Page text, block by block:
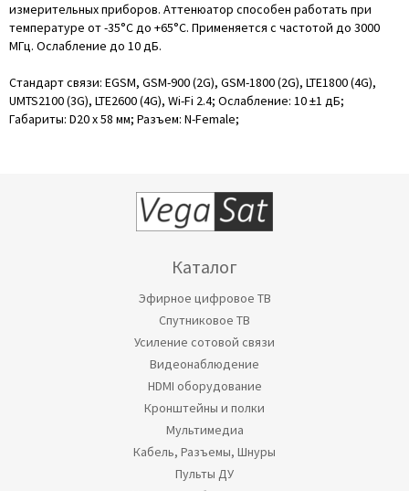
измерительных приборов. Аттенюатор способен работать при
температуре от -35°C до +65°C. Применяется с частотой до 3000
МГц. Ослабление до 10 дБ.
Стандарт связи: EGSM, GSM-900 (2G), GSM-1800 (2G), LTE1800 (4G),
UMTS2100 (3G), LTE2600 (4G), Wi-Fi 2.4; Ослабление: 10 ±1 дБ;
Габариты: D20 х 58 мм; Разъем: N-Female;
Каталог
Эфирное цифровое ТВ
Спутниковое ТВ
Усиление сотовой связи
Видеонаблюдение
HDMI оборудование
Кронштейны и полки
Мультимедиа
Кабель, Разъемы, Шнуры
Пульты ДУ